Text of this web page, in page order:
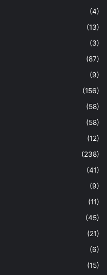
(4)
(13)
(3)
(87)
(9)
(156)
(58)
(58)
(12)
(238)
(41)
(9)
(11)
(45)
(21)
(6)
(15)